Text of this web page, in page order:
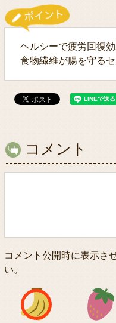
ヘルシーで疲労回復
食物繊維が腸を守るセ
コメント
コメント公開時に表示さ
い。
アイコン1